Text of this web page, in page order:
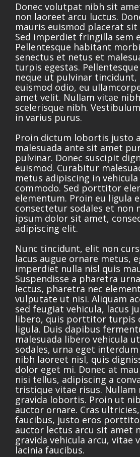
Donec volutpat nibh sit
non laoreet arcu luctus.
mauris euismod placerat
Sed imperdiet fringilla sem
Pellentesque habitant
senectus et netus et
turpis egestas.
neque ut pulvinar tincidunt,
euismod odio, eu
amet velit. Nullam vitae
scelerisque nibh.
in varius purus.
Proin dictum lobortis justo
malesuada ante sit amet
pulvinar. Donec suscipit
euismod. Curabitur
metus adipiscing in
commodo. Sed porttitor
elementum. Proin eu ligula
consectetur sodales et non
ipsum dolor sit amet,
adipiscing elit.
Nunc tincidunt, elit non
lacus augue ornare metus,
imperdiet nulla nisl quis
Suspendisse a pharetra
lectus, pharetra nec
vulputate ut nisi. Aliquam
sed feugiat vehicula, lacus
libero, quis porttitor turpis
ligula. Duis dapibus
malesuada libero vehicula
sodales, urna eget
nibh laoreet nisl, quis
dolor eget mi. Donec at
nisi tellus, adipiscing a
tristique vitae risus. Nullam
gravida lobortis. Proin ut
auctor ornare. Cras
faucibus, justo eros
auctor lectus arcu sit amet
gravida vehicula arcu, vitae
lacinia faucibus.